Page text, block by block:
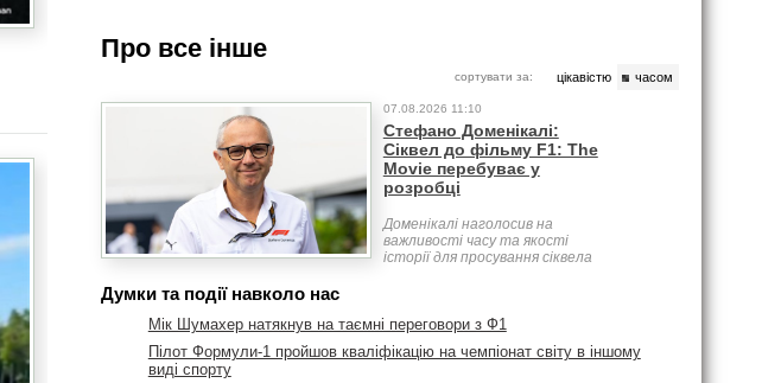
Про все інше
сортувати за: цікавістю часом
07.08.2026 11:10
Стефано Доменікалі:
Сіквел до фільму F1: The
Movie перебуває у
розробці
Доменікалі наголосив на
важливості часу та якості
історії для просування сіквела
Думки та події навколо нас
Мік Шумахер натякнув на таємні переговори з Ф1
Пілот Формули-1 пройшов кваліфікацію на чемпіонат світу в іншому
виді спорту